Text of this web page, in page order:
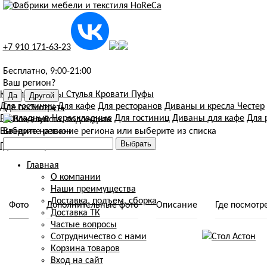
+7 910 171-63-23
Бесплатно, 9:00-21:00
Ваш регион?
Где посмотреть
Введите название региона или выберите из списка
Главная
О компании
Наши преимущества
Доставка, подъем, сборка
Доставка ТК
Частые вопросы
Сотрудничество с нами
Корзина товаров
Вход на сайт
КреслаДиваны Стулья Кровати Пуфы
Для гостиниц Для кафе Для ресторанов Диваны и кресла Честер
Раскладные Нераскладные Для гостиниц Диваны для кафе Для
Выберите регион
Где посмотреть мебель
Фото Дополнительные фото Описание Где